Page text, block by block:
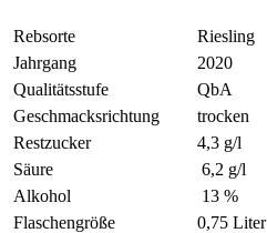
Rebsorte
Riesling
Jahrgang
2020
Qualitätsstufe
QbA
Geschmacksrichtung
trocken
Restzucker
4,3 g/l
Säure
6,2 g/l
Alkohol
13 %
Flaschengröße
0,75 Liter